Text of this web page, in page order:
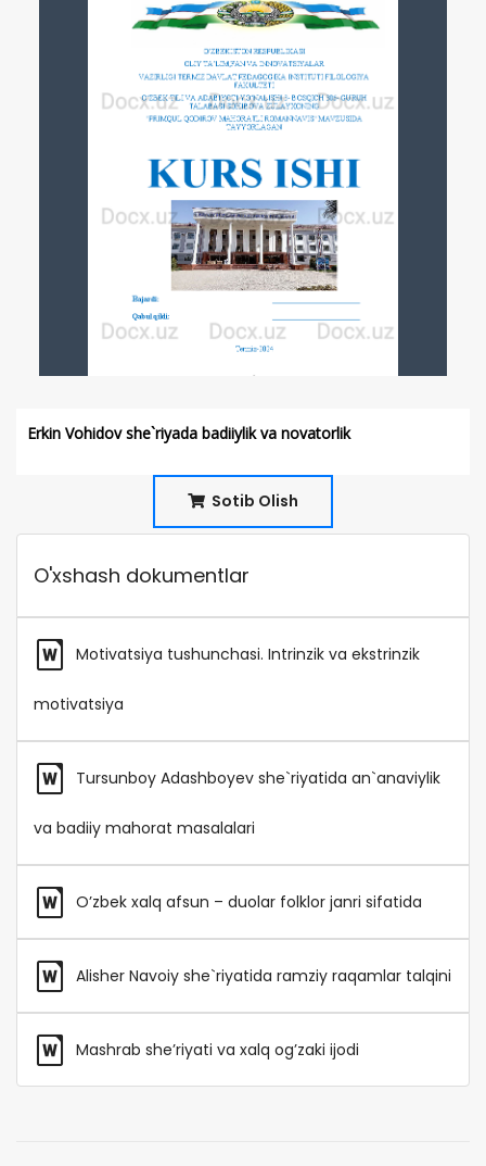
Erkin Vohidov she`riyada badiiylik va novatorlik
Sotib Olish
O'xshash dokumentlar
Motivatsiya tushunchasi. Intrinzik va ekstrinzik
motivatsiya
Tursunboy Adashboyev she`riyatida an`anaviylik
va badiiy mahorat masalalari
O’zbek xalq afsun – duolar folklor janri sifatida
Alisher Navoiy she`riyatida ramziy raqamlar talqini
Mashrab she’riyati va xalq og’zaki ijodi